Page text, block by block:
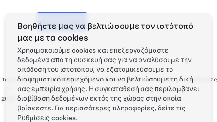
ένα Test Drive
Tesla
2026
Προστασία απορρήτου
και Νομικές
υποχρεώσεις
ΕπικοινωνίαΕργασία
στην
Tesla
Λήψη
ενημερωτικού
δελτίου
Τοποθεσίες
Βοηθήστε μας να βελτιώσουμε τον ιστότοπό
μας με τα cookies
Χρησιμοποιούμε cookies και επεξεργαζόμαστε
δεδομένα από τη συσκευή σας για να αναλύσουμε την
απόδοση του ιστοτόπου, να εξατομικεύσουμε το
διαφημιστικό περιεχόμενο και να βελτιώσουμε τη δική
σας εμπειρία χρήσης. Η συγκατάθεσή σας περιλαμβάνει
διαβίβαση δεδομένων εκτός της χώρας στην οποία
βρίσκεστε. Για περισσότερες πληροφορίες, δείτε τις
Ρυθμίσεις cookies.